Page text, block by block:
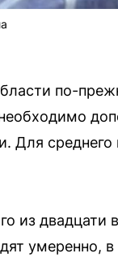
по-
Для среднего
из двадцати